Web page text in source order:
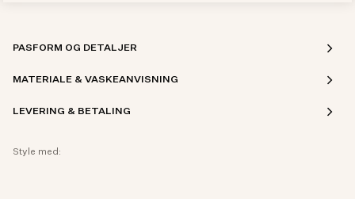
PASFORM OG DETALJER
MATERIALE & VASKEANVISNING
LEVERING & BETALING
Style med: